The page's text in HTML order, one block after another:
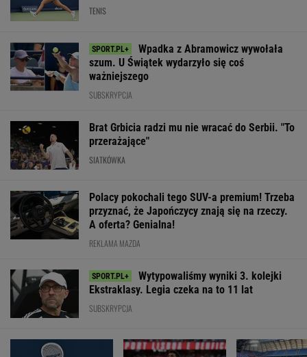
TENIS
Wpadka z Abramowicz wywołała
szum. U Świątek wydarzyło się coś
ważniejszego
SUBSKRYPCJA
Brat Grbicia radzi mu nie wracać do Serbii. "To
przerażające"
SIATKÓWKA
Polacy pokochali tego SUV-a premium! Trzeba
przyznać, że Japończycy znają się na rzeczy.
A oferta? Genialna!
REKLAMA MAZDA
Wytypowaliśmy wyniki 3. kolejki
Ekstraklasy. Legia czeka na to 11 lat
SUBSKRYPCJA